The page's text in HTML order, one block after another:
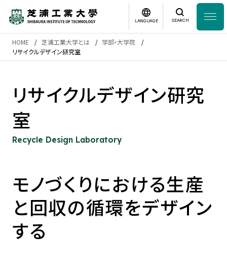
News
芝浦工業大学とは
学部・大学院
研究・産学連携
グローバル
入学案内
学生生活・
LANGUAGE SEARCH
日本語
HOME 芝浦工業大学とは
学部・大学院
リサイクルデザイン研究室
リサイクルデザイン研究
室
Recycle Design Laboratory
モノづくりにおける生産
と回収の循環をデザイン
する